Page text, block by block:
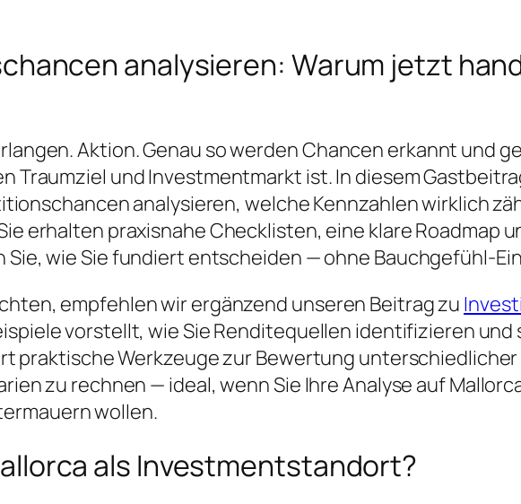
analysieren: Warum jetzt
Aktion. Genau so werden Chancen erkannt und
Traumziel und Investmentmarkt ist. In diesem
analysieren, welche Kennzahlen wirklich
erhalten praxisnahe Checklisten, eine klare Roadmap
Sie, wie Sie fundiert entscheiden — ohne Bauchgefühl-
empfehlen wir ergänzend unseren Beitrag zu
vorstellt, wie Sie Renditequellen identifizieren
praktische Werkzeuge zur Bewertung
zu rechnen — ideal, wenn Sie Ihre Analyse auf
wollen.
als Investmentstandort?